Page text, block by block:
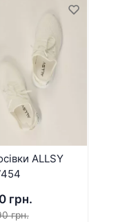
ALLSY
грн.
грн.